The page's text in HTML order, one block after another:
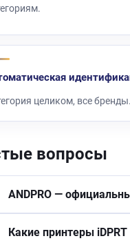
целиком, все бренды.
вопросы
ANDPRO —
Какие принтеры